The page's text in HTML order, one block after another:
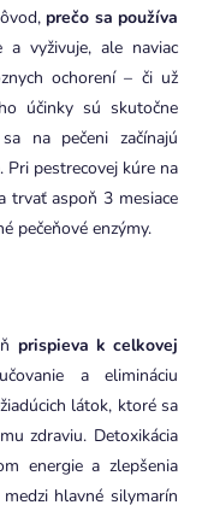
prečo sa používa
a vyživuje, ale naviac
ochorení – či už
účinky sú skutočne
na pečeni začínajú
Pri pestrecovej kúre na
trvať aspoň 3 mesiace
pečeňové enzýmy.
prispieva k celkovej
a elimináciu
látok, ktoré sa
zdraviu. Detoxikácia
energie a zlepšenia
hlavné silymarín